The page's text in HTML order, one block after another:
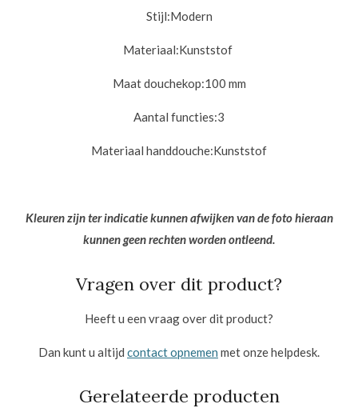
Stijl:Modern
Materiaal:Kunststof
Maat douchekop:100 mm
Aantal functies:3
Materiaal handdouche:Kunststof
Kleuren zijn ter indicatie kunnen afwijken van de foto hieraan
kunnen geen rechten worden ontleend.
Vragen over dit product?
Heeft u een vraag over dit product?
Dan kunt u altijd contact opnemen met onze helpdesk.
Gerelateerde producten